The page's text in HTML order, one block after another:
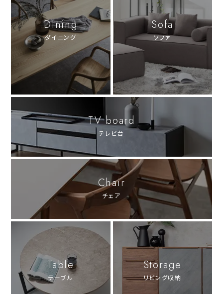
Dining
ダイニング
Sofa
ソファ
TV board
テレビ台
Chair
チェア
Table
テーブル
Storage
リビング収納